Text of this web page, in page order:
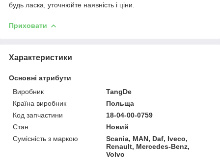
будь ласка, уточнюйте наявність і ціни.
Приховати
Характеристики
Основні атрибути
Виробник
TangDe
Країна виробник
Польща
Код запчастини
18-04-00-0759
Стан
Новий
Сумісність з маркою
Scania, MAN, Daf, Iveco,
Renault, Mercedes-Benz,
Volvo